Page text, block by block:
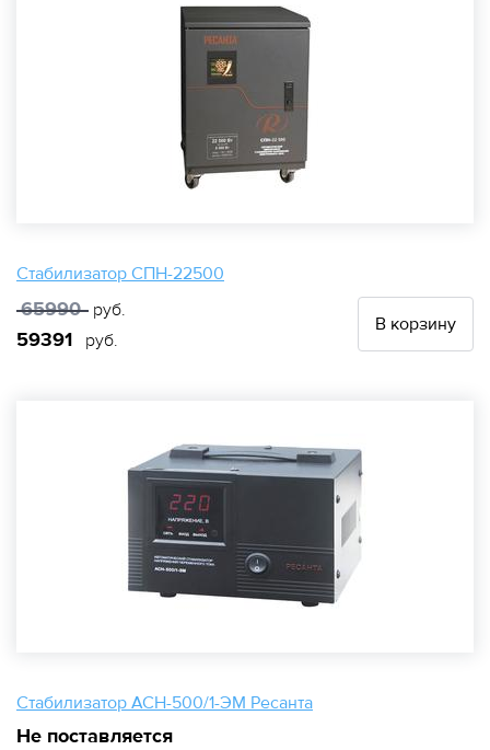
Стабилизатор СПН-22500
65990 руб.
59391 руб.
В корзину
Стабилизатор АСН-500/1-ЭМ Ресанта
Не поставляется